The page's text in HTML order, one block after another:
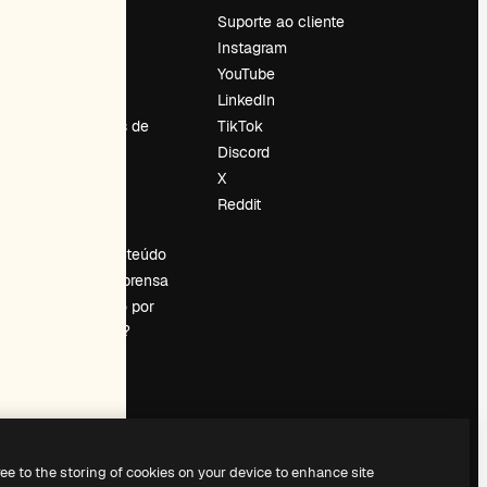
Tendências de
Vender conteúdo
Sala de imprensa
Procurando por
magnific.ai?
Suporte ao cliente
Instagram
YouTube
LinkedIn
TikTok
Discord
X
Reddit
to the storing of cookies on your device to enhance site